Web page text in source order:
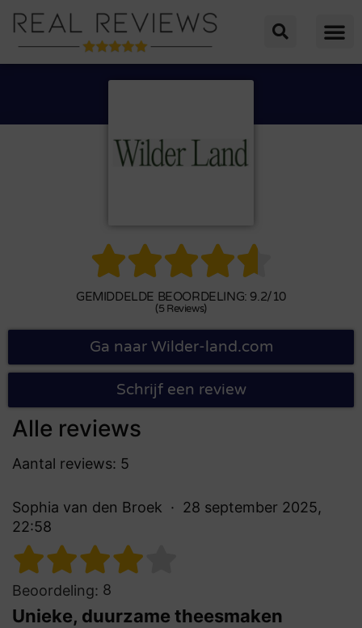

GEMIDDELDE BEOORDELING: 9.2/10
(5 Reviews)
Ga naar Wilder-land.com
Schrijf een review
Alle reviews
Aantal reviews: 5
Sophia van den Broek
28 september 2025,
22:58
Beoordeling: 8
Unieke, duurzame theesmaken